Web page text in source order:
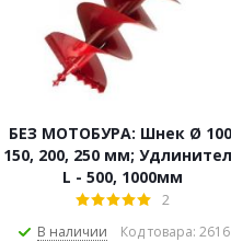
БЕЗ МОТОБУРА: Шнек Ø
150, 200, 250 мм;
L - 500, 1000мм
2
В наличии
Код товара: 2616